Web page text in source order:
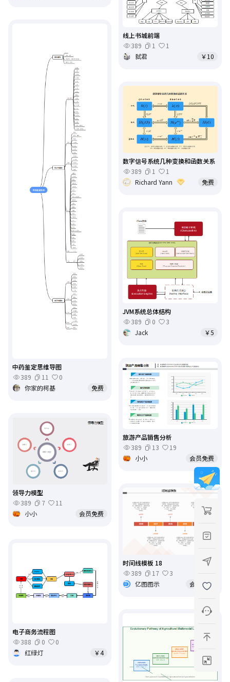
线上书城前端
389
1
1
弑君
￥10
中药鉴定思维导图
389
11
0
你家的柯基
免费
数字信号系统几种变换和函数关系
389
1
1
Richard Yann
免费
JVM系统总体结构
389
0
3
Jack
￥5
旅游产品销售分析
389
13
19
小小
会员免费
领导力模型
389
7
11
小小
会员免费
时间线模板 18
389
17
3
亿图图示
会员免费
电子商务流程图
388
0
0
红绿灯
￥4